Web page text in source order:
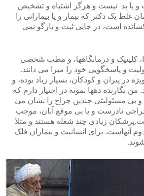
و یا بد نیست و هرگز اشتباه و تشخیص
یک دکتر که بیمار و یا بیمارانی را
است، در جایی ثبت و بازگو نمی
کلینیک و درمانگاهها، و مطب شخصی
و پاسخگویی خود را مبرا می دانند.
در پیران و کودکان، بسیار زیاد بوده، و
نگارنده دهها نمونه در اختیار دارم که
و بی مسئولیتی چندین جراح را نشان می
نادرست و یا بی موقع آنان، موجب
زیادی چند شغله هستند و مثلا
آنهاست. برای انسانیت و بیماران فلک